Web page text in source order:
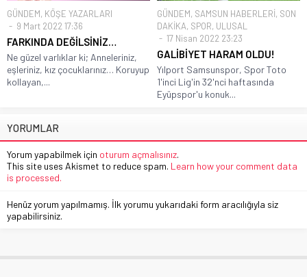
GÜNDEM, KÖŞE YAZARLARI
9 Mart 2022 17:36
FARKINDA DEĞİLSİNİZ…
Ne güzel varlıklar ki; Anneleriniz,
eşleriniz, kız çocuklarınız… Koruyup
kollayan,...
GÜNDEM, SAMSUN HABERLERİ, SON
DAKİKA, SPOR, ULUSAL
17 Nisan 2022 23:23
GALİBİYET HARAM OLDU!
Yılport Samsunspor, Spor Toto
1'inci Lig'in 32'nci haftasında
Eyüpspor'u konuk...
YORUMLAR
Yorum yapabilmek için oturum açmalısınız.
This site uses Akismet to reduce spam. Learn how your comment data
is processed.
Henüz yorum yapılmamış. İlk yorumu yukarıdaki form aracılığıyla siz
yapabilirsiniz.